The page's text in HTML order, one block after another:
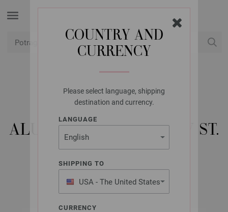
COUNTRY AND
CURRENCY
Please select language, shipping
destination and currency.
LANGUAGE
SHIPPING TO
USA - The United States
of America
CURRENCY
LANA GROSSA
KRUŽNA IGLA
ALUMINIJSKA RAINBOW ST.
5,5/60 CM